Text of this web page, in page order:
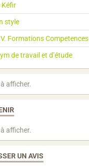
Kéfir
style
Formations Competences
de travail et d’étude
afficher.
afficher.
UN AVIS